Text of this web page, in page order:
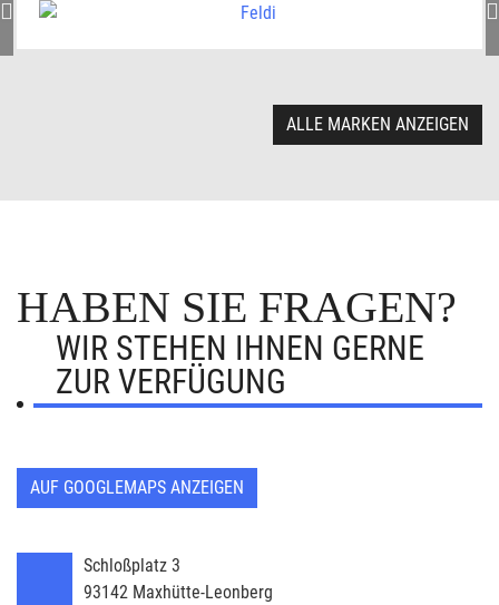
ALLE MARKEN ANZEIGEN
HABEN SIE FRAGEN?
WIR STEHEN IHNEN GERNE
ZUR VERFÜGUNG
AUF GOOGLEMAPS ANZEIGEN
Schloßplatz 3
93142 Maxhütte-Leonberg